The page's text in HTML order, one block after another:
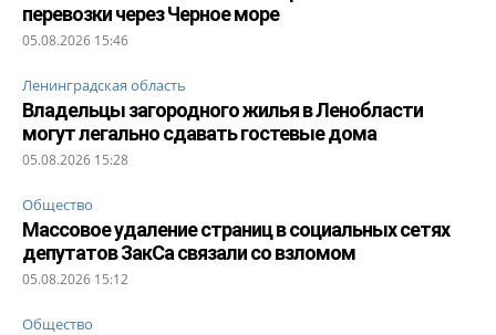
перевозки через Черное море
05.08.2026 15:46
Ленинградская область
Владельцы загородного жилья в Ленобласти
могут легально сдавать гостевые дома
05.08.2026 15:28
Общество
Массовое удаление страниц в социальных сетях
депутатов ЗакСа связали со взломом
05.08.2026 15:12
Общество